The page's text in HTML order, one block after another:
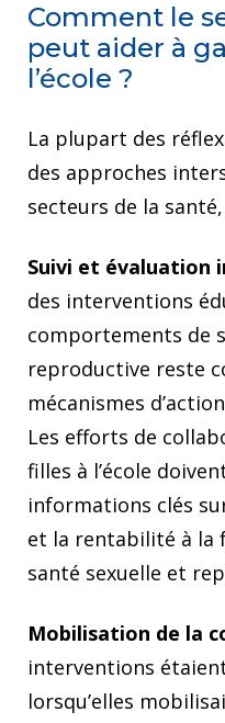
Comment le
peut aider à
l’école ?
La plupart des
des approches
secteurs de la
Suivi et évaluation
des interventions
comportements de
reproductive reste
mécanismes
Les efforts de
filles à l’école
informations clés
et la rentabilité à la
santé sexuelle et
Mobilisation de la
interventions
lorsqu’elles